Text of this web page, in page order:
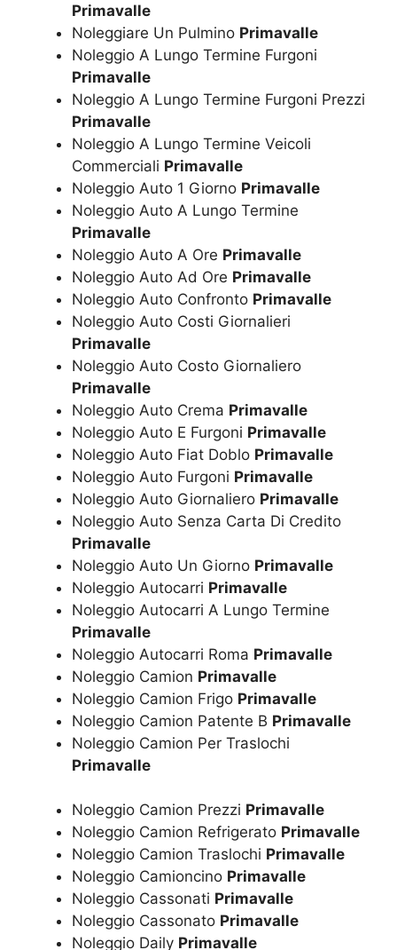
Primavalle
Noleggiare Un Pulmino Primavalle
Noleggio A Lungo Termine Furgoni
Primavalle
Noleggio A Lungo Termine Furgoni Prezzi
Primavalle
Noleggio A Lungo Termine Veicoli
Commerciali Primavalle
Noleggio Auto 1 Giorno Primavalle
Noleggio Auto A Lungo Termine
Primavalle
Noleggio Auto A Ore Primavalle
Noleggio Auto Ad Ore Primavalle
Noleggio Auto Confronto Primavalle
Noleggio Auto Costi Giornalieri
Primavalle
Noleggio Auto Costo Giornaliero
Primavalle
Noleggio Auto Crema Primavalle
Noleggio Auto E Furgoni Primavalle
Noleggio Auto Fiat Doblo Primavalle
Noleggio Auto Furgoni Primavalle
Noleggio Auto Giornaliero Primavalle
Noleggio Auto Senza Carta Di Credito
Primavalle
Noleggio Auto Un Giorno Primavalle
Noleggio Autocarri Primavalle
Noleggio Autocarri A Lungo Termine
Primavalle
Noleggio Autocarri Roma Primavalle
Noleggio Camion Primavalle
Noleggio Camion Frigo Primavalle
Noleggio Camion Patente B Primavalle
Noleggio Camion Per Traslochi
Primavalle
Noleggio Camion Prezzi Primavalle
Noleggio Camion Refrigerato Primavalle
Noleggio Camion Traslochi Primavalle
Noleggio Camioncino Primavalle
Noleggio Cassonati Primavalle
Noleggio Cassonato Primavalle
Noleggio Daily Primavalle